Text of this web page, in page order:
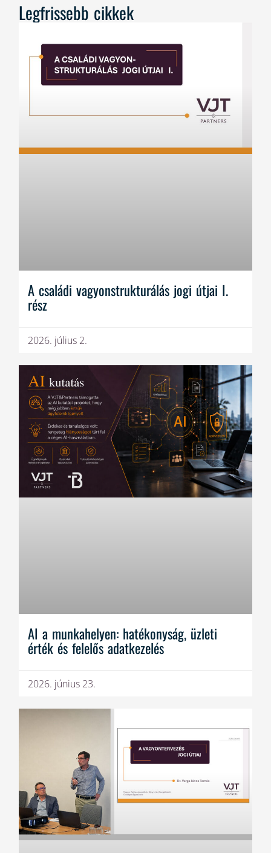
Legfrissebb cikkek
A családi vagyonstrukturálás jogi útjai I.
rész
2026. július 2.
AI a munkahelyen: hatékonyság, üzleti
érték és felelős adatkezelés
2026. június 23.